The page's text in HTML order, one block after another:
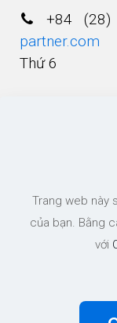
+84 (28)
partner.com
Thứ 6
© 2003 -
Luật TNHH
Trang web này
của bạn. Bằng
với